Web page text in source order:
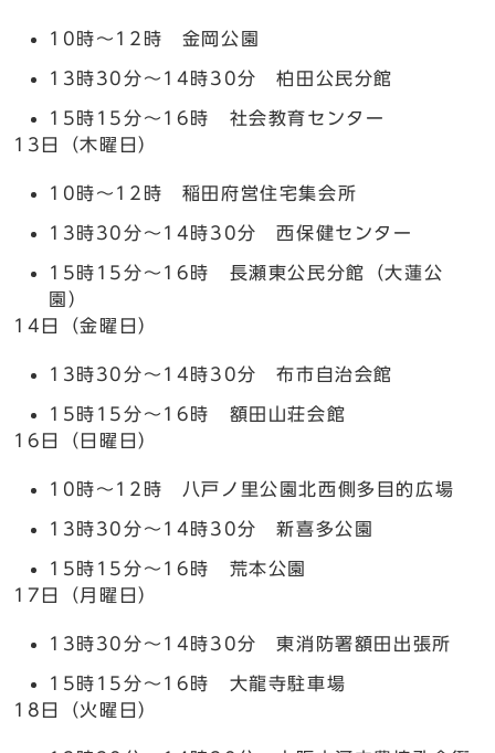
10時～12時 金岡公園
13時30分～14時30分 柏田公民分館
15時15分～16時 社会教育センター
13日（木曜日）
10時～12時 稲田府営住宅集会所
13時30分～14時30分 西保健センター
15時15分～16時 長瀬東公民分館（大蓮公
園）
14日（金曜日）
13時30分～14時30分 布市自治会館
15時15分～16時 額田山荘会館
16日（日曜日）
10時～12時 八戸ノ里公園北西側多目的広場
13時30分～14時30分 新喜多公園
15時15分～16時 荒本公園
17日（月曜日）
13時30分～14時30分 東消防署額田出張所
15時15分～16時 大龍寺駐車場
18日（火曜日）